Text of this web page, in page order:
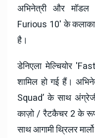
अभिनेत्री और
Furious 10' के
है।
डेनिएला मेल्चियोर
शामिल हो गई हैं।
Squad’ के साथ
काज़ो / रैटकैचर 2 के
साथ आगामी थ्रिलर